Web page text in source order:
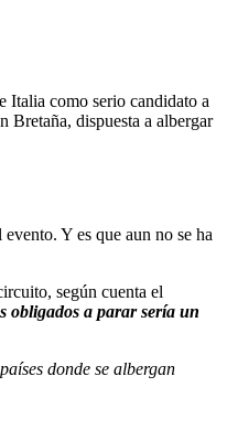
Italia como serio candidato a
Bretaña, dispuesta a albergar
Y es que aun no se ha
según cuenta el
obligados a parar sería un
donde se albergan